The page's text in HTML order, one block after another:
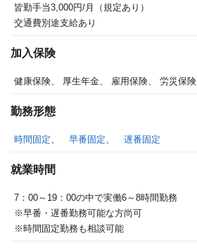
皆勤手当3,000円/月（規定あり）
交通費別途支給あり
加入保険
健康保険、 厚生年金、 雇用保険、 労災保険
勤務形態
時間固定、 早番固定、 遅番固定
就業時間
7：00～19：00の中で実働6～8時間勤務
※早番・遅番勤務可能な方尚可
※時間固定勤務も相談可能